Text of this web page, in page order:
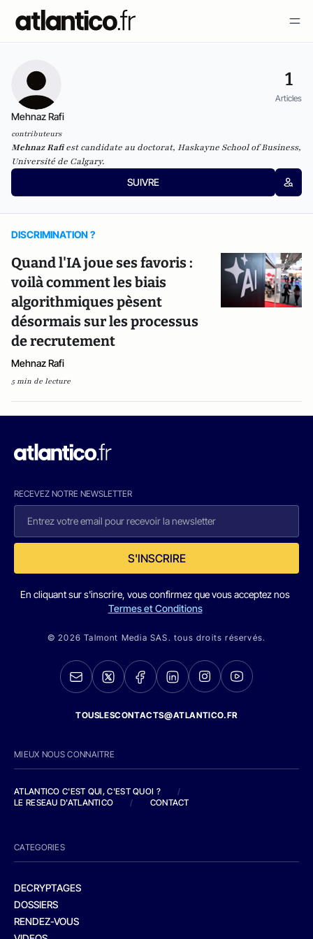
1
Articles
Mehnaz Rafi
contributeurs
Mehnaz Rafiest candidate au doctorat, Haskayne School of Business,
Université de Calgary.
SUIVRE
DISCRIMINATION ?
Quand l'IA joue ses favoris :
voilà comment les biais
algorithmiques pèsent
désormais sur les processus
de recrutement
Mehnaz Rafi
5 min de lecture
RECEVEZ NOTRE NEWSLETTER
S'INSCRIRE
En cliquant sur s'inscrire, vous confirmez que vous acceptez nos
Termes et Conditions
© 2026 Talmont Media SAS. tous droits réservés.
TOUSLESCONTACTS@ATLANTICO.FR
MIEUX NOUS CONNAITRE
ATLANTICO C'EST QUI, C'EST QUOI ?
/
LE RESEAU D'ATLANTICO
/ CONTACT
CATEGORIES
DECRYPTAGES
DOSSIERS
RENDEZ-VOUS